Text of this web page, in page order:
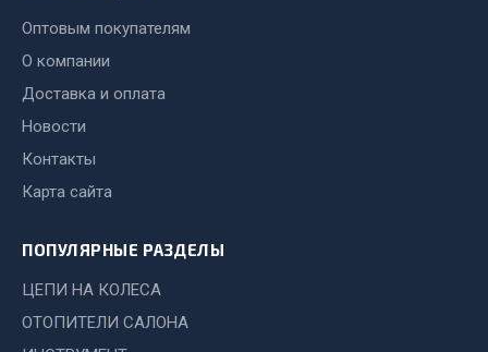
Кольца уплотнительные
Лента конвейерная
Манжеты
Патрубки
Прокладки
Оптовым покупателям
О компании
Доставка и оплата
Новости
Контакты
Карта сайта
ПОПУЛЯРНЫЕ РАЗДЕЛЫ
ЦЕПИ НА КОЛЕСА
ОТОПИТЕЛИ САЛОНА